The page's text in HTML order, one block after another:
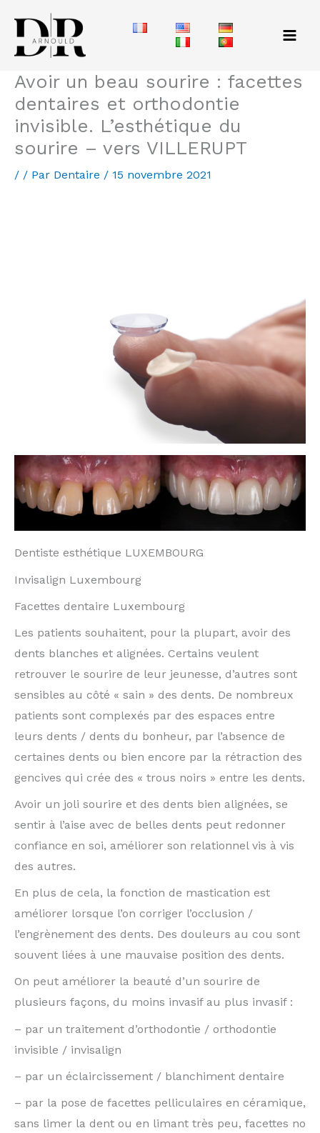
contenu
Avoir un beau sourire : facettes
dentaires et orthodontie
invisible. L’esthétique du
sourire – vers VILLERUPT
/ / Par Dentaire / 15 novembre 2021
Dentiste esthétique LUXEMBOURG
Invisalign Luxembourg
Facettes dentaire Luxembourg
Les patients souhaitent, pour la plupart, avoir des
dents blanches et alignées. Certains veulent
retrouver le sourire de leur jeunesse, d’autres sont
sensibles au côté « sain » des dents. De nombreux
patients sont complexés par des espaces entre
leurs dents / dents du bonheur, par l’absence de
certaines dents ou bien encore par la rétraction des
gencives qui crée des « trous noirs » entre les dents.
Avoir un joli sourire et des dents bien alignées, se
sentir à l’aise avec de belles dents peut redonner
confiance en soi, améliorer son relationnel vis à vis
des autres.
En plus de cela, la fonction de mastication est
améliorer lorsque l’on corriger l’occlusion /
l’engrènement des dents. Des douleurs au cou sont
souvent liées à une mauvaise position des dents.
On peut améliorer la beauté d’un sourire de
plusieurs façons, du moins invasif au plus invasif :
– par un traitement d’orthodontie / orthodontie
invisible / invisalign
– par un éclaircissement / blanchiment dentaire
– par la pose de facettes pelliculaires en céramique,
sans limer la dent ou en limant très peu, facettes no